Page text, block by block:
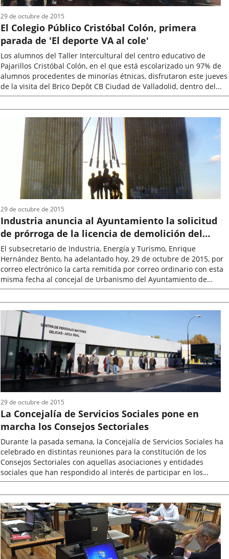
El Colegio Público Cristóbal Colón, primera
parada de 'El deporte VA al cole'
Los alumnos del Taller Intercultural del centro educativo de
Pajarillos Cristóbal Colón, en el que está escolarizado un 97% de
alumnos procedentes de minorías étnicas, disfrutaron este jueves
de la visita del Brico Depôt CB Ciudad de Valladolid, dentro del...
de
29 de octubre de 2015
Industria anuncia al Ayuntamiento la solicitud
de prórroga de la licencia de demolición del
monumento a Onésimo y su intención de
ejecutar lo antes posible la obra
El subsecretario de Industria, Energía y Turismo, Enrique
Hernández Bento, ha adelantado hoy, 29 de octubre de 2015, por
correo electrónico la carta remitida por correo ordinario con esta
misma fecha al concejal de Urbanismo del Ayuntamiento de
Valladolid,...
de
la
noticia
29 de octubre de 2015
La Concejalía de Servicios Sociales pone en
marcha los Consejos Sectoriales
Durante la pasada semana, la Concejalía de Servicios Sociales ha
celebrado en distintas reuniones para la constitución de los
Consejos Sectoriales con aquellas asociaciones y entidades
sociales que han respondido al interés de participar en los
mismos. En total...
de
la
noticia
29 de octubre de 2015